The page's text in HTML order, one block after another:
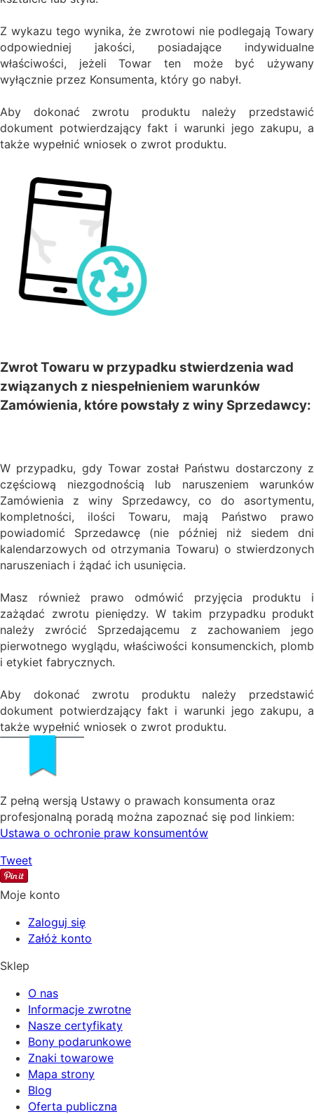
Z wykazu tego wynika, że zwrotowi nie podlegają Towary
odpowiedniej jakości, posiadające indywidualne
właściwości, jeżeli Towar ten może być używany
wyłącznie przez Konsumenta, który go nabył.
Aby dokonać zwrotu produktu należy przedstawić
dokument potwierdzający fakt i warunki jego zakupu, a
także wypełnić wniosek o zwrot produktu.
Zwrot Towaru w przypadku stwierdzenia wad
związanych z niespełnieniem warunków
Zamówienia, które powstały z winy Sprzedawcy:
W przypadku, gdy Towar został Państwu dostarczony z
częściową niezgodnością lub naruszeniem warunków
Zamówienia z winy Sprzedawcy, co do asortymentu,
kompletności, ilości Towaru, mają Państwo prawo
powiadomić Sprzedawcę (nie później niż siedem dni
kalendarzowych od otrzymania Towaru) o stwierdzonych
naruszeniach i żądać ich usunięcia.
Masz również prawo odmówić przyjęcia produktu i
zażądać zwrotu pieniędzy. W takim przypadku produkt
należy zwrócić Sprzedającemu z zachowaniem jego
pierwotnego wyglądu, właściwości konsumenckich, plomb
i etykiet fabrycznych.
Aby dokonać zwrotu produktu należy przedstawić
dokument potwierdzający fakt i warunki jego zakupu, a
także wypełnić wniosek o zwrot produktu.
Z pełną wersją Ustawy o prawach konsumenta oraz
profesjonalną poradą można zapoznać się pod linkiem:
Ustawa o ochronie praw konsumentów
Tweet
Moje konto
Zaloguj się
Załóż konto
Sklep
O nas
Informacje zwrotne
Nasze certyfikaty
Bony podarunkowe
Znaki towarowe
Mapa strony
Blog
Oferta publiczna